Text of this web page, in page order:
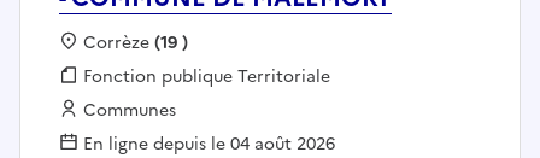
Localisation :
Corrèze(19 )
Fonction publique :
Fonction publique Territoriale
Employeur :
Communes
En ligne depuis le 04 août 2026